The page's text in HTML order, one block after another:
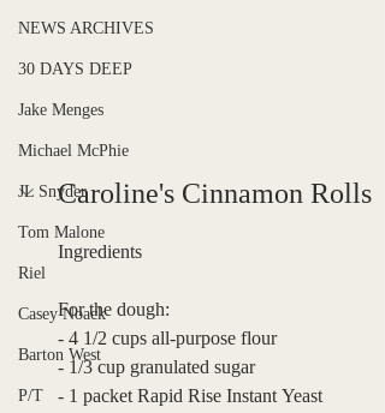
NEWS ARCHIVES
30 DAYS DEEP
Jake Menges
Michael McPhie
JL Snyder
Tom Malone
Riel
Casey Noack
Barton West
P/T
Caroline's Cinnamon Rolls
Ingredients
For the dough:
- 4 1/2 cups all-purpose flour
- 1/3 cup granulated sugar
- 1 packet Rapid Rise Instant Yeast